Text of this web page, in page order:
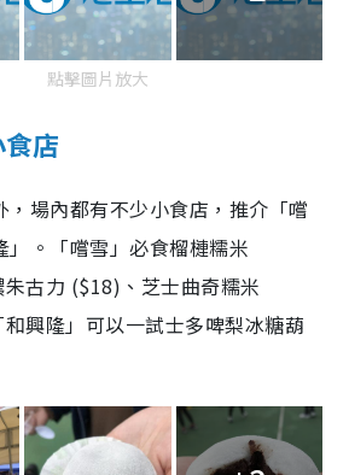
點擊圖片放大
店
，場內都有不少小食店，推介「嚐
」。「嚐雪」必食榴槤糯米
朱古力 ($18)、 芝士曲奇糯米
和興隆」可以一試士多啤梨冰糖葫